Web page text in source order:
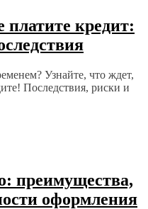
кредит:
Узнайте, что ждет,
Последствия, риски и
преимущества,
оформления